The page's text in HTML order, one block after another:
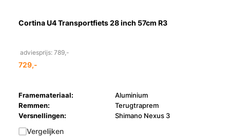
Cortina U4 Transportfiets 28 inch 57cm R3
adviesprijs: 789,-
729,-
Framemateriaal:
Aluminium
Remmen:
Terugtraprem
Versnellingen:
Shimano Nexus 3
Vergelijken